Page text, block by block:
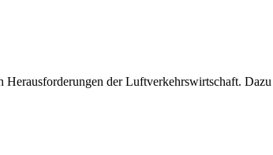
der Luftverkehrswirtschaft.